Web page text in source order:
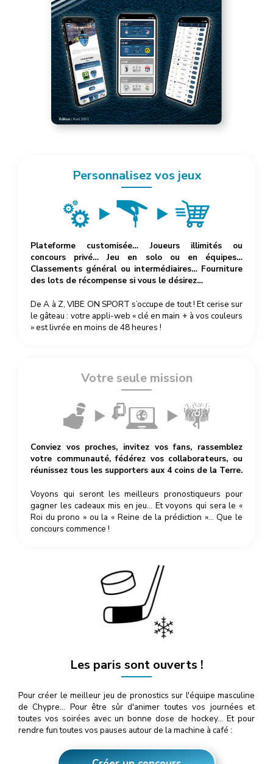
Personnalisez vos jeux
Plateforme customisée… Joueurs illimités ou
concours privé… Jeu en solo ou en équipes…
Classements général ou intermédiaires… Fourniture
des lots de récompense si vous le désirez…
De A à Z, VIBE ON SPORT s’occupe de tout ! Et cerise sur
le gâteau : votre appli-web « clé en main + à vos couleurs
» est livrée en moins de 48 heures !
Votre seule mission
Conviez vos proches, invitez vos fans, rassemblez
votre communauté, fédérez vos collaborateurs, ou
réunissez tous les supporters aux 4 coins de la Terre.
Voyons qui seront les meilleurs pronostiqueurs pour
gagner les cadeaux mis en jeu… Et voyons qui sera le «
Roi du prono » ou la « Reine de la prédiction »… Que le
concours commence !
Les paris sont ouverts !
Pour créer le meilleur jeu de pronostics sur l'équipe masculine
de Chypre… Pour être sûr d'animer toutes vos journées et
toutes vos soirées avec un bonne dose de hockey… Et pour
rendre fun toutes vos pauses autour de la machine à café :